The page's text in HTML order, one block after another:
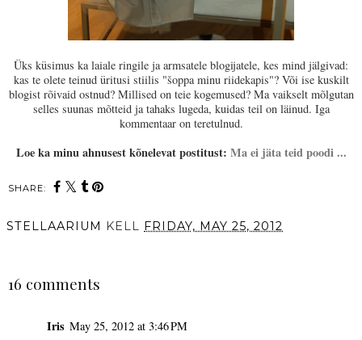
Üks küsimus ka laiale ringile ja armsatele blogijatele, kes mind jälgivad:
kas te olete teinud üritusi stiilis "šoppa minu riidekapis"? Või ise kuskilt
blogist rõivaid ostnud? Millised on teie kogemused? Ma vaikselt mõlgutan
selles suunas mõtteid ja tahaks lugeda, kuidas teil on läinud. Iga
kommentaar on teretulnud.
Loe ka minu ahnusest kõnelevat postitust: Ma ei jäta teid poodi ...
SHARE:
STELLAARIUM KELL FRIDAY, MAY 25, 2012
16 comments
Iris May 25, 2012 at 3:46 PM